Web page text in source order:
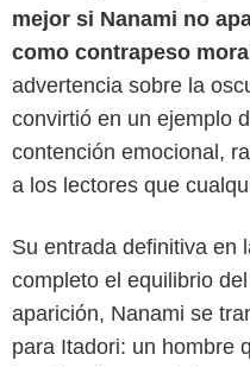
mejor si Nanami no
como contrapeso
advertencia sobre la
convirtió en un ejemplo
contención emocional,
a los lectores que
Su entrada definitiva en
completo el equilibrio
aparición, Nanami se
para Itadori: un hombre